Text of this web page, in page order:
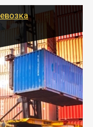
специальном
качественно и